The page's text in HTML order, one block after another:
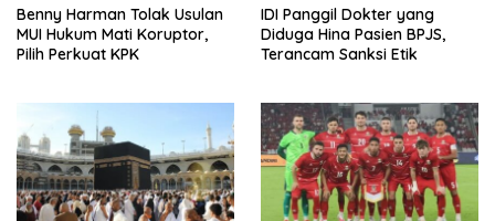
Benny Harman Tolak Usulan
MUI Hukum Mati Koruptor,
Pilih Perkuat KPK
IDI Panggil Dokter yang
Diduga Hina Pasien BPJS,
Terancam Sanksi Etik